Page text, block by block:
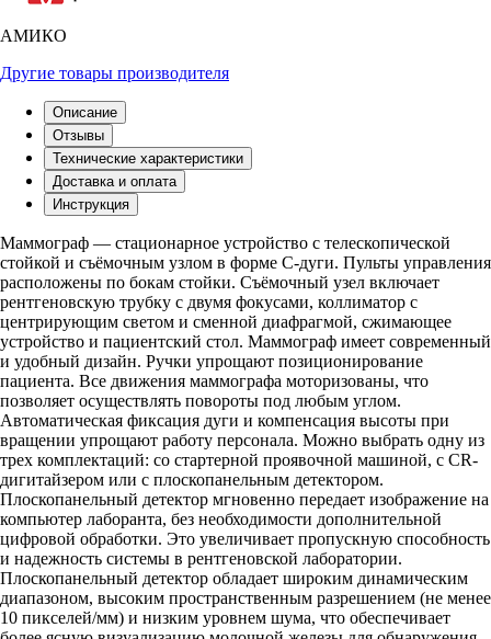
АМИКО
Другие товары производителя
Описание
Отзывы
Технические характеристики
Доставка и оплата
Инструкция
Маммограф — стационарное устройство с телескопической
стойкой и съёмочным узлом в форме С-дуги. Пульты управления
расположены по бокам стойки. Съёмочный узел включает
рентгеновскую трубку с двумя фокусами, коллиматор с
центрирующим светом и сменной диафрагмой, сжимающее
устройство и пациентский стол. Маммограф имеет современный
и удобный дизайн. Ручки упрощают позиционирование
пациента. Все движения маммографа моторизованы, что
позволяет осуществлять повороты под любым углом.
Автоматическая фиксация дуги и компенсация высоты при
вращении упрощают работу персонала. Можно выбрать одну из
трех комплектаций: со стартерной проявочной машиной, с CR-
дигитайзером или с плоскопанельным детектором.
Плоскопанельный детектор мгновенно передает изображение на
компьютер лаборанта, без необходимости дополнительной
цифровой обработки. Это увеличивает пропускную способность
и надежность системы в рентгеновской лаборатории.
Плоскопанельный детектор обладает широким динамическим
диапазоном, высоким пространственным разрешением (не менее
10 пикселей/мм) и низким уровнем шума, что обеспечивает